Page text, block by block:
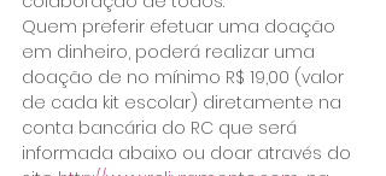
Quem preferir efetuar uma doação
em dinheiro, poderá realizar uma
doação de no mínimo R$ 19,00 (valor
de cada kit escolar) diretamente na
conta bancária do RC que será
informada abaixo ou doar através do